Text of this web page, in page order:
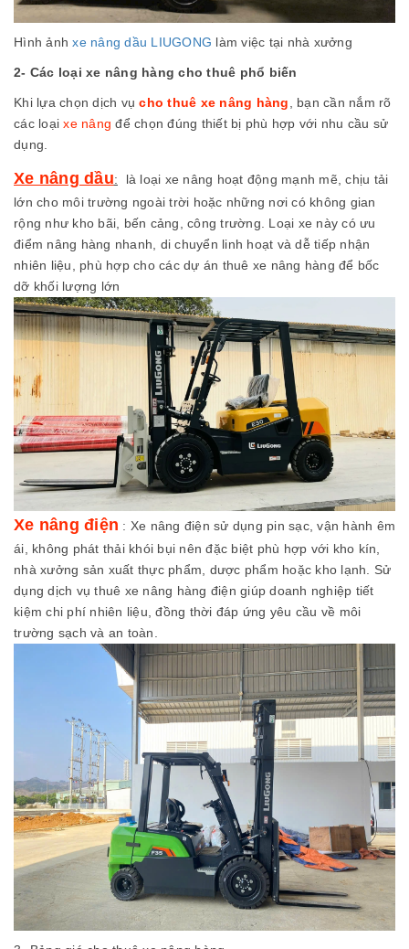
Hình ảnhxe nâng dầu LIUGONG làm việc tại nhà xưởng
2- Các loại xe nâng hàng cho thuê phổ biến
Khi lựa chọn dịch vụcho thuê xe nâng hàng , bạn cần nắm rõ
các loạixe nâng để chọn đúng thiết bị phù hợp với nhu cầu sử
dụng.
Xe nâng dầu: là loại xe nâng hoạt động mạnh mẽ, chịu tải
lớn cho môi trường ngoài trời hoặc những nơi có không gian
rộng như kho bãi, bến cảng, công trường. Loại xe này có ưu
điểm nâng hàng nhanh, di chuyển linh hoạt và dễ tiếp nhận
nhiên liệu, phù hợp cho các dự án thuê xe nâng hàng để bốc
dỡ khối lượng lớn
Xe nâng điện : Xe nâng điện sử dụng pin sạc, vận hành êm
ái, không phát thải khói bụi nên đặc biệt phù hợp với kho kín,
nhà xưởng sản xuất thực phẩm, dược phẩm hoặc kho lạnh. Sử
dụng dịch vụ thuê xe nâng hàng điện giúp doanh nghiệp tiết
kiệm chi phí nhiên liệu, đồng thời đáp ứng yêu cầu về môi
trường sạch và an toàn.